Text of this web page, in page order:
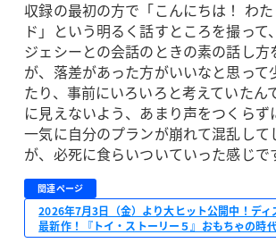
収録の最初の方で「こんにちは！ わ
ド」という明るく話すところを撮って
ジェシーとの会話のときの素の話し方
が、落差があった方がいいなと思って
たり、事前にいろいろと考えていたん
に見えないよう、あまり声をつくらず
一気に自分のプランが崩れて混乱して
が、必死に食らいついていった感じで
関連ページ
2026年7月3日（金）より大ヒット公開中！ディ
最新作！『トイ・ストーリー５』おもちゃの時